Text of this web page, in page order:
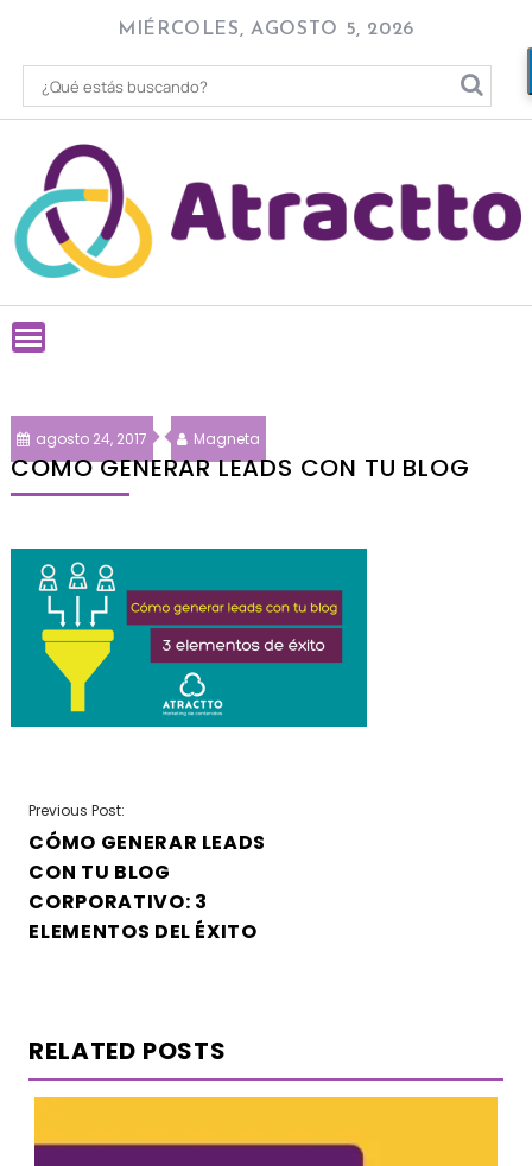
content
MIÉRCOLES, AGOSTO 5, 2026
agosto 24, 2017 Magneta
COMO GENERAR LEADS CON TU BLOG
NAVEGACIÓN
DE
ENTRADAS
Previous Post:
CÓMO GENERAR LEADS
CON TU BLOG
CORPORATIVO: 3
ELEMENTOS DEL ÉXITO
RELATED POSTS